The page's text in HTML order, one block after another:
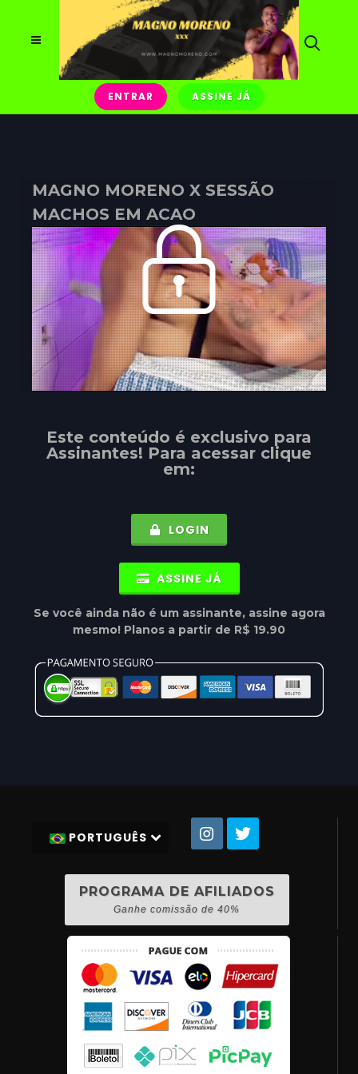
ENTRAR ASSINE JÁ
MAGNO MORENO X SESSÃO
MACHOS EM ACAO
Este conteúdo é exclusivo para
Assinantes! Para acessar clique
em:
LOGIN
ASSINE JÁ
Se você ainda não é um assinante, assine agora
mesmo! Planos a partir de R$ 19.90
PORTUGUÊS
PROGRAMA DE AFILIADOS
Ganhe comissão de 40%